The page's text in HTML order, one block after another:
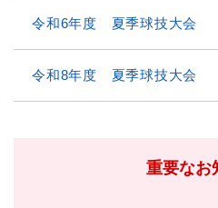
令和6年度 夏季球技大会
令和8年度 夏季球技大会
重要なお